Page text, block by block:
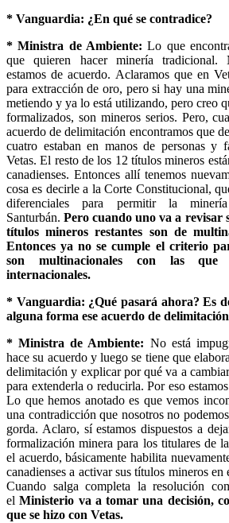
* Vanguardia: ¿En qué se contradice?
* Ministra de Ambiente: Lo que
que quieren hacer minería tradicional.
estamos de acuerdo. Aclaramos que en
para extracción de oro, pero si hay una
metiendo y ya lo está utilizando, pero creo
formalizados, son mineros serios. Pero,
acuerdo de delimitación encontramos que
cuatro estaban en manos de personas y
Vetas. El resto de los 12 títulos mineros
canadienses. Entonces allí tenemos
cosa es decirle a la Corte Constitucional,
diferenciales para permitir la
Santurbán.Pero cuando uno va a revisar
títulos mineros restantes son de
Entonces ya no se cumple el criterio
son multinacionales con las que
internacionales.
* Vanguardia: ¿Qué pasará ahora? Es
alguna forma ese acuerdo de
* Ministra de Ambiente: No está
hace su acuerdo y luego se tiene que
delimitación y explicar por qué va a
para extenderla o reducirla. Por eso
Lo que hemos anotado es que vemos
una contradicción que nosotros no
gorda. Aclaro, sí estamos dispuestos a
formalización minera para los titulares de
el acuerdo, básicamente habilita
canadienses a activar sus títulos mineros en
Cuando salga completa la resolución
el Ministerio va a tomar una decisión,
que se hizo con Vetas.